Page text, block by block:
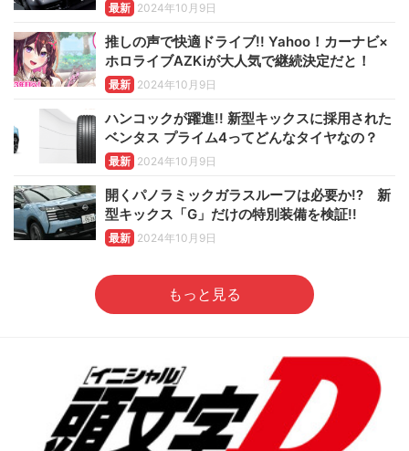
最新 2024年10月9日
推しの声で快適ドライブ!! Yahoo！カーナビ×
ホロライブAZKiが大人気で継続決定だと！
最新 2024年10月9日
ハンコックが躍進!! 新型キックスに採用された
ベンタス プライム4ってどんなタイヤなの？
最新 2024年10月9日
開くパノラミックガラスルーフは必要か!? 新
型キックス「G」だけの特別装備を検証!!
最新 2024年10月9日
もっと見る